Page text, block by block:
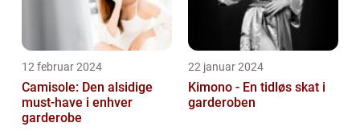
12 februar 2024
Camisole: Den alsidige
must-have i enhver
garderobe
22 januar 2024
Kimono - En tidløs skat i
garderoben